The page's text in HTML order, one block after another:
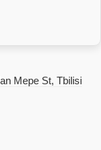
ზეთი)
Mepe St, Tbilisi